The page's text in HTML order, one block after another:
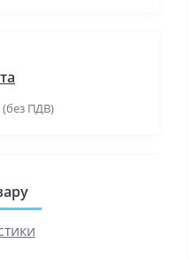
(без ПДВ)